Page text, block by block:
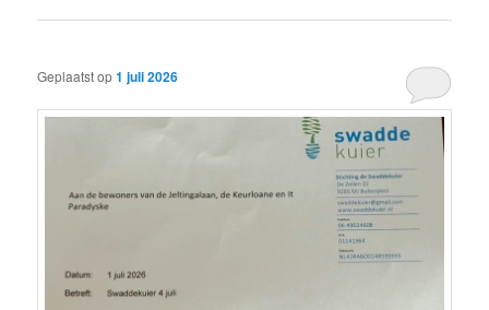
Geplaatst op1 juli 2026